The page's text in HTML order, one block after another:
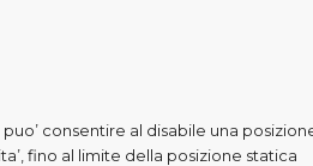
consentire al disabile una
fino al limite della posizione statica